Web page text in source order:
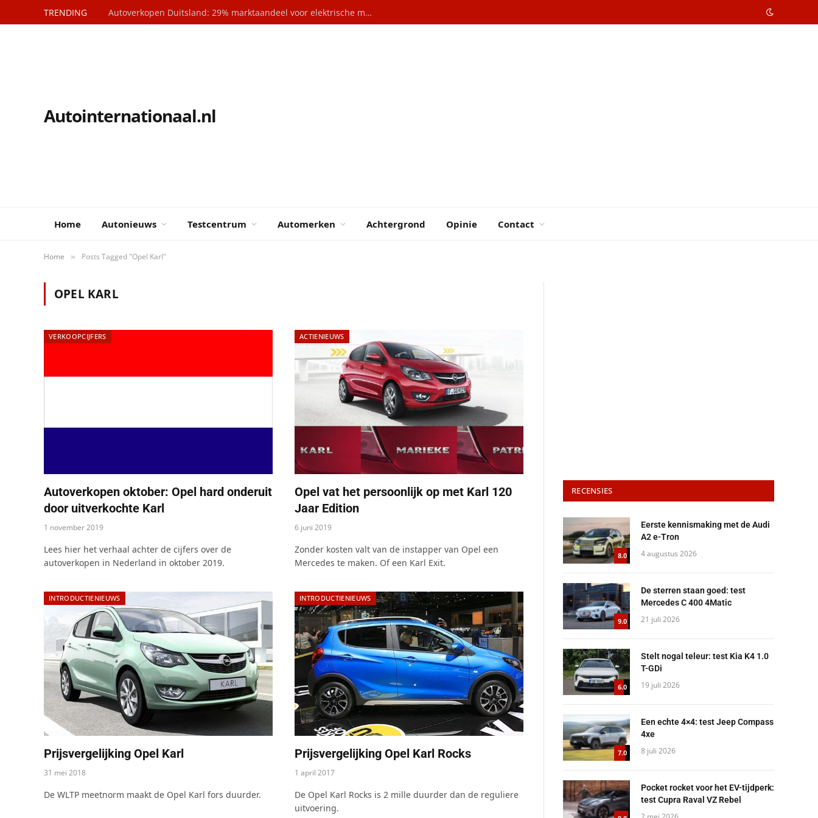
TRENDING Autoverkopen Duitsland: 29% marktaandeel voor elektrische modellen
Autointernationaal.nl
Home Autonieuws Testcentrum Automerken Achtergrond Opinie Contact
Home » Posts Tagged "Opel Karl"
OPEL KARL
VERKOOPCIJFERS
Autoverkopen oktober: Opel hard onderuit
door uitverkochte Karl
1 november 2019
Lees hier het verhaal achter de cijfers over de
autoverkopen in Nederland in oktober 2019.
ACTIENIEUWS
Opel vat het persoonlijk op met Karl 120
Jaar Edition
6 juni 2019
Zonder kosten valt van de instapper van Opel een
Mercedes te maken. Of een Karl Exit.
INTRODUCTIENIEUWS
Prijsvergelijking Opel Karl
31 mei 2018
De WLTP meetnorm maakt de Opel Karl fors duurder.
INTRODUCTIENIEUWS
Prijsvergelijking Opel Karl Rocks
1 april 2017
De Opel Karl Rocks is 2 mille duurder dan de reguliere
uitvoering.
RECENSIES
8.0
Eerste kennismaking met de Audi
A2 e-Tron
4 augustus 2026
9.0
De sterren staan goed: test
Mercedes C 400 4Matic
21 juli 2026
6.0
Stelt nogal teleur: test Kia K4 1.0
T-GDi
19 juli 2026
7.0
Een echte 4×4: test Jeep Compass
4xe
8 juli 2026
Pocket rocket voor het EV-tijdperk:
test Cupra Raval VZ Rebel